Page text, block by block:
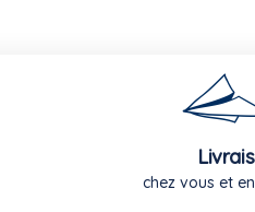
chez vous et